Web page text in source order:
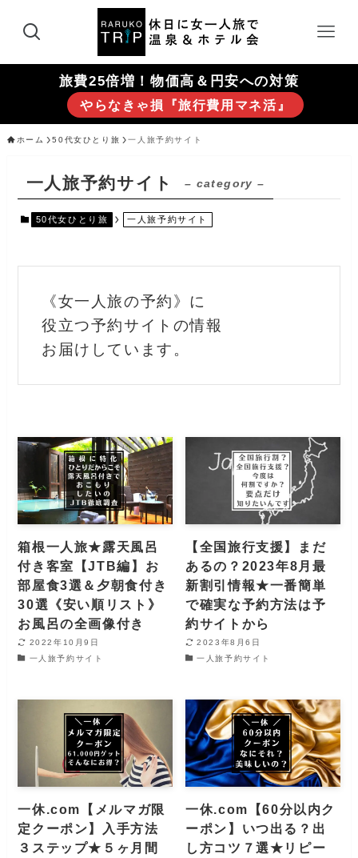
旅費25倍増！物価高＆円安への対策
やらなきゃ損『旅行費用マネ活』
ホーム 50代女ひとり旅 一人旅予約サイト
一人旅予約サイト – category –
50代女ひとり旅 一人旅予約サイト
《女一人旅の予約》に
役立つ予約サイトの情報
お届けしています。
箱根一人旅★露天風呂
付き客室【JTB編】お
部屋食3選＆夕朝食付き
30選《安い順リスト》
お風呂の全画像付き
2022年10月9日
一人旅予約サイト
【全国旅行支援】まだ
あるの？2023年8月最
新割引情報★一番簡単
で確実な予約方法は予
約サイトから
2023年8月6日
一人旅予約サイト
一休.com【メルマガ限
定クーポン】入手方法
３ステップ★５ヶ月間
一休.com【60分以内ク
ーポン】いつ出る？出
し方コツ７選★リピー